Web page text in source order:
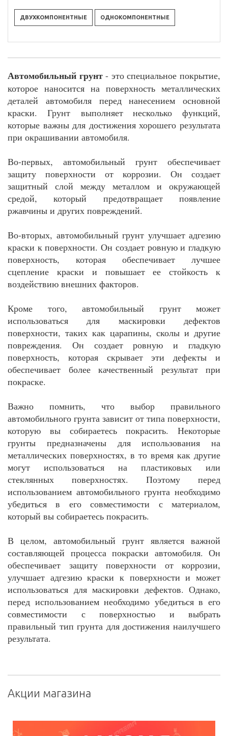
ДВУХКОМПОНЕНТНЫЕ ОДНОКОМПОНЕНТНЫЕ
Автомобильный грунт- это специальное покрытие,
которое наносится на поверхность металлических
деталей автомобиля перед нанесением основной
краски. Грунт выполняет несколько функций,
которые важны для достижения хорошего результата
при окрашивании автомобиля.
Во-первых, автомобильный грунт обеспечивает
защиту поверхности от коррозии. Он создает
защитный слой между металлом и окружающей
средой, который предотвращает появление
ржавчины и других повреждений.
Во-вторых, автомобильный грунт улучшает адгезию
краски к поверхности. Он создает ровную и гладкую
поверхность, которая обеспечивает лучшее
сцепление краски и повышает ее стойкость к
воздействию внешних факторов.
Кроме того, автомобильный грунт может
использоваться для маскировки дефектов
поверхности, таких как царапины, сколы и другие
повреждения. Он создает ровную и гладкую
поверхность, которая скрывает эти дефекты и
обеспечивает более качественный результат при
покраске.
Важно помнить, что выбор правильного
автомобильного грунта зависит от типа поверхности,
которую вы собираетесь покрасить. Некоторые
грунты предназначены для использования на
металлических поверхностях, в то время как другие
могут использоваться на пластиковых или
стеклянных поверхностях. Поэтому перед
использованием автомобильного грунта необходимо
убедиться в его совместимости с материалом,
который вы собираетесь покрасить.
В целом, автомобильный грунт является важной
составляющей процесса покраски автомобиля. Он
обеспечивает защиту поверхности от коррозии,
улучшает адгезию краски к поверхности и может
использоваться для маскировки дефектов. Однако,
перед использованием необходимо убедиться в его
совместимости с поверхностью и выбрать
правильный тип грунта для достижения наилучшего
результата.
Акции магазина